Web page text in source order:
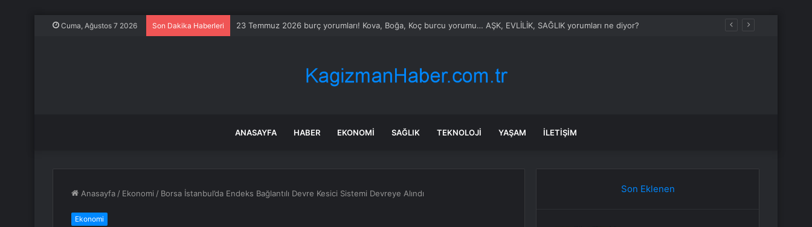
Cuma, Ağustos 7 2026 Son Dakika Haberleri Filiz Eryılmaz gram altın için rakam verdi: Yarın akşama işaret etti
ANASAYFA HABER EKONOMI SAĞLIK TEKNOLOJI YAŞAM İLETIŞIM
Anasayfa / Ekonomi / Borsa İstanbul’da Endeks Bağlantılı Devre Kesici Sistemi Devreye Alındı
Ekonomi
Son Eklenen